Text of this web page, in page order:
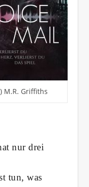
M.R. Griffiths
nur drei
tun, was